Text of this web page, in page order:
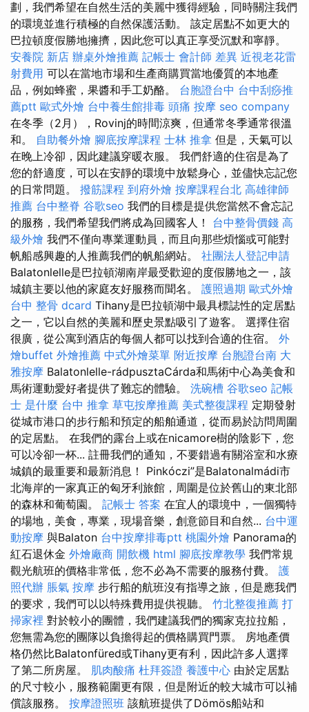
劃，我們希望在自然生活的美麗中獲得經驗，同時關注我們
的環境並進行積極的自然保護活動。 該定居點不如更大的
巴拉頓度假勝地擁擠，因​​此您可以真正享受沉默和寧靜。
安養院 新店 辦桌外燴推薦 記帳士 會計師 差異 近視老花雷
射費用 可以在當地市場和生產商購買當地優質的本地產
品，例如蜂蜜，果醬和手工奶酪。 台胞證台中 台中刮痧推
薦ptt 歐式外燴 台中養生館排毒 頭痛 按摩 seo company
在冬季（2月），Rovinj的時間涼爽，但通常冬季通常很溫
和。 自助餐外燴 腳底按摩課程 士林 推拿 但是，天氣可以
在晚上冷卻，因此建議穿暖衣服。 我們舒適的住宿是為了
您的舒適度，可以在安靜的環境中放鬆身心，並儘快忘記您
的日常問題。 撥筋課程 到府外燴 按摩課程台北 高雄律師
推薦 台中整脊 谷歌seo 我們的目標是提供您當然不會忘記
的服務，我們希望我們將成為回國客人！ 台中整骨價錢 高
級外燴 我們不僅向專業運動員，而且向那些煩惱或可能對
帆船感興趣的人推薦我們的帆船網站。 社團法人登記申請
Balatonlelle是巴拉頓湖南岸最受歡迎的度假勝地之一，該
城鎮主要以他的家庭友好服務而聞名。 護照過期 歐式外燴
台中 整骨 dcard Tihany是巴拉頓湖中最具標誌性的定居點
之一，它以自然的美麗和歷史景點吸引了遊客。 選擇住宿
很廣，從公寓到酒店的每個人都可以找到合適的住宿。 外
燴buffet 外燴推薦 中式外燴菜單 附近按摩 台胞證台南 大
雅按摩 Balatonlelle-rádpusztaCárda和馬術中心為美食和
馬術運動愛好者提供了難忘的體驗。 洗碗槽 谷歌seo 記帳
士 是什麼 台中 推拿 草屯按摩推薦 美式整復課程 定期發射
從城市港口的步行船和預定的船舶通道，從而易於訪問周圍
的定居點。 在我們的露台上或在nicamore樹的陰影下，您
可以冷卻一杯... 註冊我們的通知，不要錯過有關浴室和水療
城鎮的最重要和最新消息！ Pinkóczi”是Balatonalmádi市
北海岸的一家真正的匈牙利旅館，周圍是位於舊山的東北部
的森林和葡萄園。 記帳士 答案 在宜人的環境中，一個獨特
的場地，美食，專業，現場音樂，創意節目和自然... 台中運
動按摩 與Balaton 台中按摩排毒ptt 桃園外燴 Panorama的
紅石退休金 外燴廠商 開飲機 html 腳底按摩教學 我們常規
觀光航班的價格非常低，您不必為不需要的服務付費。 護
照代辦 脹氣 按摩 步行船的航班沒有指導之旅，但是應我們
的要求，我們可以以特殊費用提供視聽。 竹北整復推薦 打
掃家裡 對於較小的團體，我們建議我們的獨家克拉拉船，
您無需為您的團隊以負擔得起的價格購買門票。 房地產價
格仍然比Balatonfüred或Tihany更有利，因此許多人選擇
了第二所房屋。 肌肉酸痛 杜拜簽證 養護中心 由於定居點
的尺寸較小，服務範圍更有限，但是附近的較大城市可以補
償該服務。 按摩證照班 該航班提供了Dömös船站和